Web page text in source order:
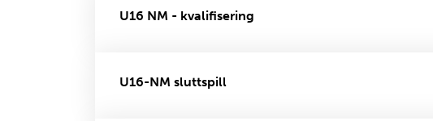
U16 NM - kvalifisering
U16-NM sluttspill